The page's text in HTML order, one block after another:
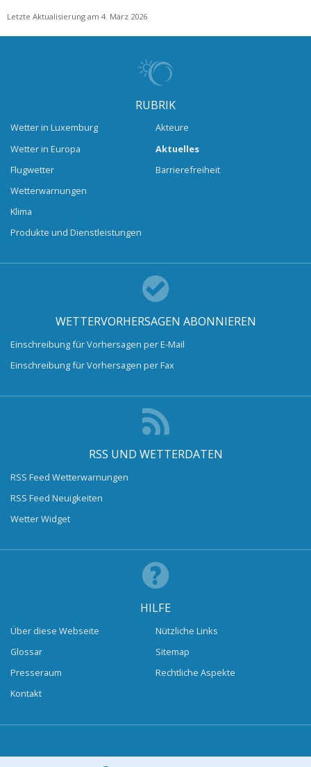
Letzte Aktualisierung am 4. März 2026
RUBRIK
Wetter in Luxemburg
Wetter in Europa
Flugwetter
Wetterwarnungen
Klima
Produkte und Dienstleistungen
Akteure
Aktuelles
Barrierefreiheit
WETTERVORHERSAGEN ABONNIEREN
Einschreibung für Vorhersagen per E-Mail
Einschreibung für Vorhersagen per Fax
RSS UND WETTERDATEN
RSS Feed Wetterwarnungen
RSS Feed Neuigkeiten
Wetter Widget
HILFE
Über diese Webseite
Glossar
Presseraum
Kontakt
Nützliche Links
Sitemap
Rechtliche Aspekte